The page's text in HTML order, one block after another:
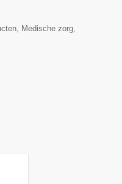
Medische zorg,